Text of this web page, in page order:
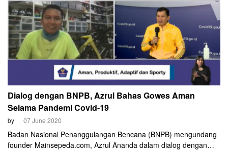
Dialog dengan BNPB, Azrul Bahas Gowes Aman
Selama Pandemi Covid-19
by 07 June 2020
Badan Nasional Penanggulangan Bencana (BNPB) mengundang
founder Mainsepeda.com, Azrul Ananda dalam dialog dengan